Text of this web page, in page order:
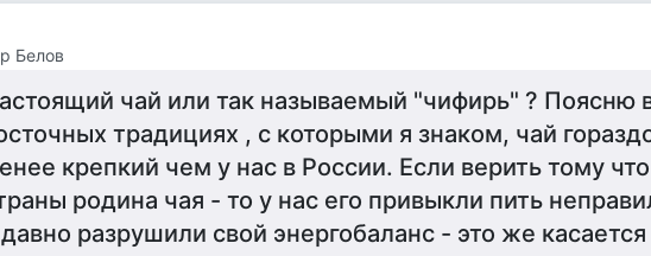
Белов
чай или так называемый "чифирь" ? Поясню
традициях , с которыми я знаком, чай
крепкий чем у нас в России. Если верить тому
родина чая - то у нас его привыкли пить
разрушили свой энергобаланс - это же касается